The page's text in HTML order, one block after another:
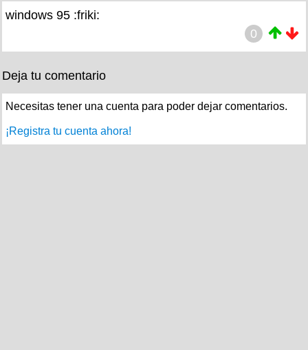
windows 95 :friki:
0
Deja tu comentario
Necesitas tener una cuenta para poder dejar comentarios.
¡Registra tu cuenta ahora!